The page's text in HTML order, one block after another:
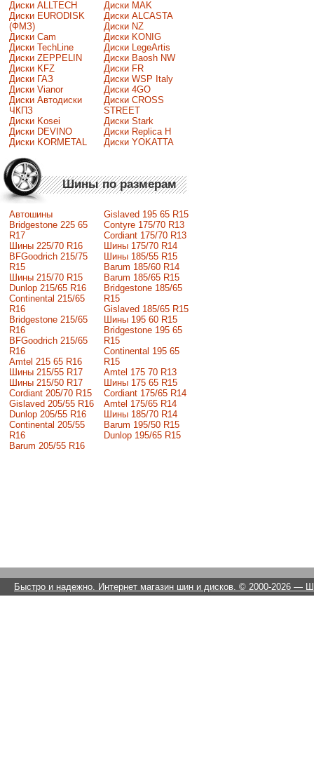
Диски ALLTECH
Диски EURODISK
(ФМЗ)
Диски Cam
Диски TechLine
Диски ZEPPELIN
Диски KFZ
Диски ГАЗ
Диски Vianor
Диски Автодиски
ЧКПЗ
Диски Kosei
Диски DEVINO
Диски KORMETAL
Диски MAK
Диски ALCASTA
Диски NZ
Диски KONIG
Диски LegeArtis
Диски Baosh NW
Диски FR
Диски WSP Italy
Диски 4GO
Диски CROSS
STREET
Диски Stark
Диски Replica H
Диски YOKATTA
Шины по размерам
Автошины
Bridgestone 225 65
R17
Шины 225/70 R16
BFGoodrich 215/75
R15
Шины 215/70 R15
Dunlop 215/65 R16
Continental 215/65
R16
Bridgestone 215/65
R16
BFGoodrich 215/65
R16
Amtel 215 65 R16
Шины 215/55 R17
Шины 215/50 R17
Сordiant 205/70 R15
Gislaved 205/55 R16
Dunlop 205/55 R16
Continental 205/55
R16
Barum 205/55 R16
Gislaved 195 65 R15
Contyre 175/70 R13
Cordiant 175/70 R13
Шины 175/70 R14
Шины 185/55 R15
Barum 185/60 R14
Barum 185/65 R15
Bridgestone 185/65
R15
Gislaved 185/65 R15
Шины 195 60 R15
Bridgestone 195 65
R15
Continental 195 65
R15
Amtel 175 70 R13
Шины 175 65 R15
Cordiant 175/65 R14
Amtel 175/65 R14
Шины 185/70 R14
Barum 195/50 R15
Dunlop 195/65 R15
Быстро и надежно. Интернет магазин шин и дисков. © 2000-2026 —